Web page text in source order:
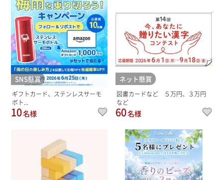
SNS懸賞
ギフトカード、ステンレスサーモ
ボト...
10名様
ネット懸賞
図書カードなど ５万円、３万円
など
60名様